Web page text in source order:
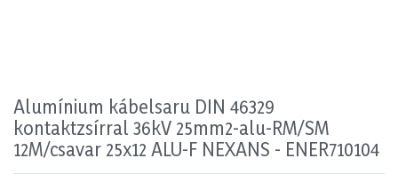
Alumínium kábelsaru DIN 46329
kontaktzsírral 36kV 25mm2-alu-RM/SM
12M/csavar 25x12 ALU-F NEXANS - ENER710104